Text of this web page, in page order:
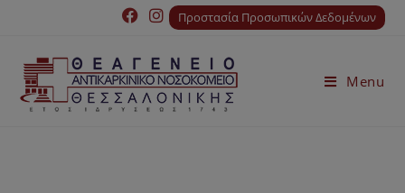
Προστασία Προσωπικών Δεδομένων
Menu